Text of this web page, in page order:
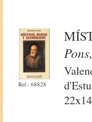
Ref.: 68828